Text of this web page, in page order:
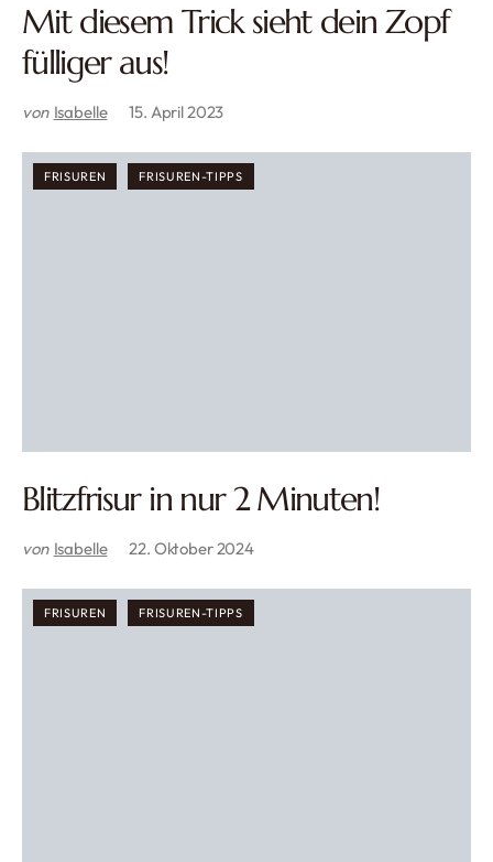
Mit diesem Trick sieht dein Zopf
fülliger aus!
von Isabelle 15. April 2023
FRISUREN FRISUREN-TIPPS
Blitzfrisur in nur 2 Minuten!
von Isabelle 22. Oktober 2024
FRISUREN FRISUREN-TIPPS